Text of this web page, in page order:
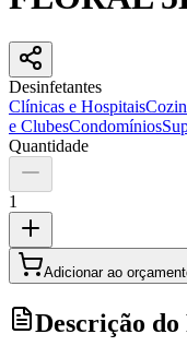
Desinfetantes
Clínicas e Hospitais
e ClubesCondomínios
Quantidade
1
Adicionar ao
Descrição